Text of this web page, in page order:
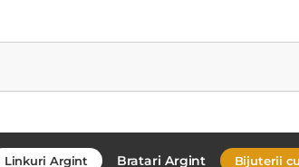
Linkuri Argint Bratari Argint Bijuterii